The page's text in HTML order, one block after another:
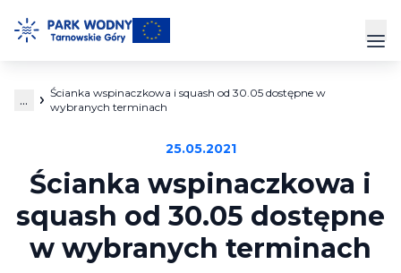
do
Park Wodny
Hala Sportowa
Cennik
...
Ścianka wspinaczkowa i squash od 30.05 dostępne w
wybranych terminach
25.05.2021
Ścianka wspinaczkowa i
squash od 30.05 dostępne
w wybranych terminach